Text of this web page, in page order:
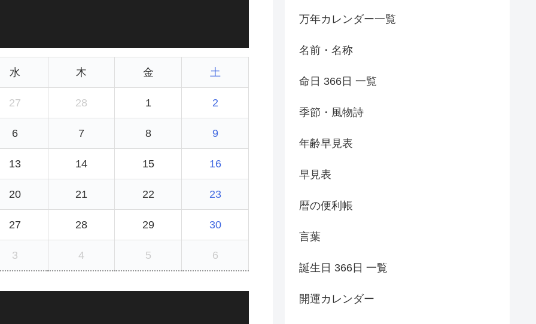
水 木 金 土
27 28 1 2
6 7 8 9
13 14 15 16
20 21 22 23
27 28 29 30
3 4 5 6
万年カレンダー一覧
名前・名称
命日 366日 一覧
季節・風物詩
年齢早見表
早見表
暦の便利帳
言葉
誕生日 366日 一覧
開運カレンダー